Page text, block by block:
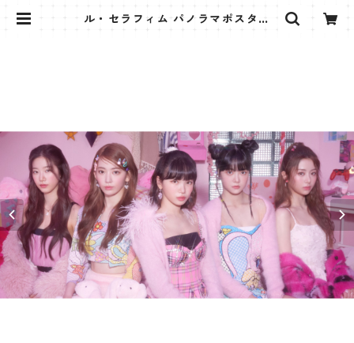
ル・セラフィム パノラマポスター